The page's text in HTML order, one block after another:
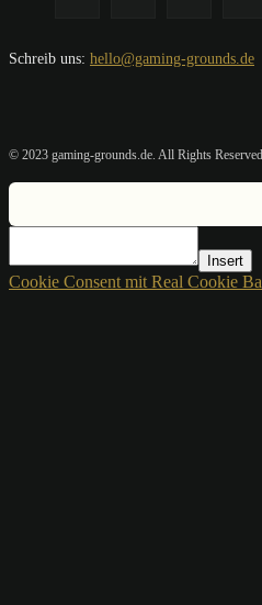
Schreib uns: hello@gaming-grounds.de
© 2023 gaming-grounds.de. All Rights
Insert
Cookie Consent mit Real Cookie